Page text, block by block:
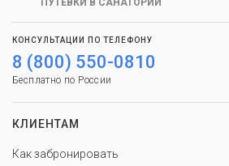
ПУТЕВКИ В САНАТОРИИ
КОНСУЛЬТАЦИИ ПО ТЕЛЕФОНУ
8 (800) 550-0810
Бесплатно по России
КЛИЕНТАМ
Как забронировать